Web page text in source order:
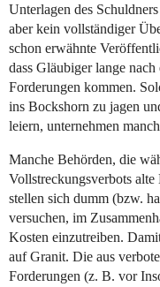
Unterlagen des
aber kein vollständiger
schon erwähnte
dass Gläubiger lange
Forderungen kommen.
ins Bockshorn zu jagen
leiern, unternehmen
Manche Behörden, die
Vollstreckungsverbots
stellen sich dumm (bzw.
versuchen, im
Kosten einzutreiben.
auf Granit. Die aus
Forderungen (z. B. vor